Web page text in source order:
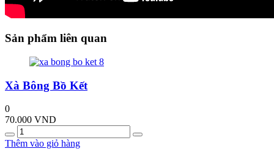
Sản phẩm liên quan
Xà Bông Bồ Kết
0
70.000 VND
Quantity
Thêm vào giỏ hàng